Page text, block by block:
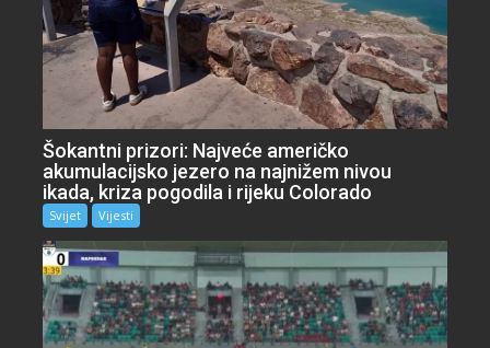
Šokantni prizori: Najveće američko
akumulacijsko jezero na najnižem nivou
ikada, kriza pogodila i rijeku Colorado
Svijet Vijesti